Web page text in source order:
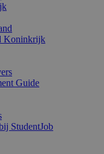
Koninkrijk
Guide
StudentJob